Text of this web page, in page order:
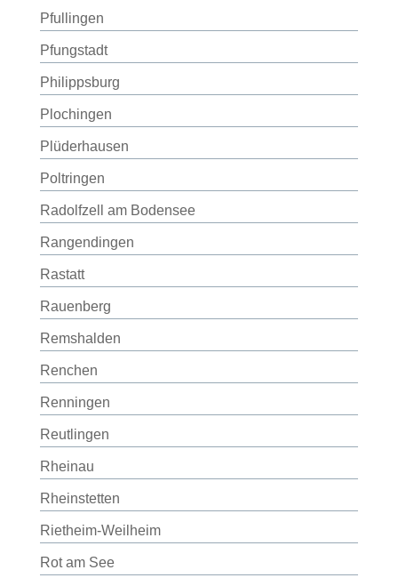
Pfullingen
Pfungstadt
Philippsburg
Plochingen
Plüderhausen
Poltringen
Radolfzell am Bodensee
Rangendingen
Rastatt
Rauenberg
Remshalden
Renchen
Renningen
Reutlingen
Rheinau
Rheinstetten
Rietheim-Weilheim
Rot am See